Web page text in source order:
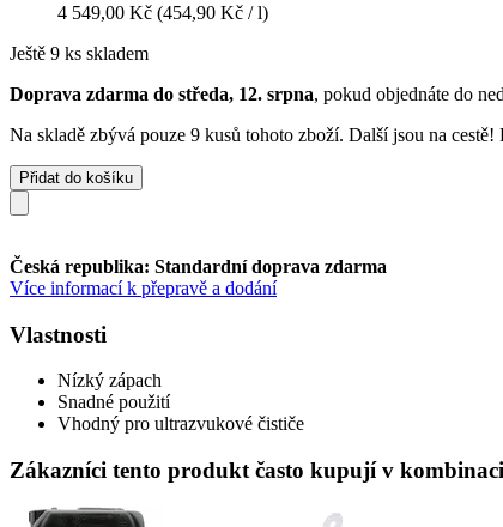
4 549,00 Kč (454,90 Kč / l)
Ještě 9 ks skladem
Doprava zdarma do středa, 12. srpna, pokud objednáte do
Na skladě zbývá pouze 9 kusů tohoto zboží. Další jsou na
Přidat do košíku
Česká republika: Standardní doprava zdarma
Více informací k přepravě a dodání
Vlastnosti
Nízký zápach
Snadné použití
Vhodný pro ultrazvukové čističe
Zákazníci tento produkt často kupují v